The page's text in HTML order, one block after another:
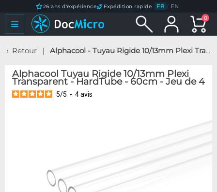
26 ans d'expérience Expédition rapide FR / EN
0
Retour Alphacool - Tuyau Rigide 10/13mm Plexi Transparent - HardTube - 60cm - Jeu de 4
Alphacool Tuyau Rigide 10/13mm Plexi
Transparent - HardTube - 60cm - Jeu de 4
5/5 - 4avis